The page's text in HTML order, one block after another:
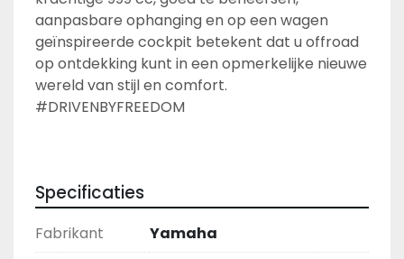
aanpasbare ophanging en op een wagen
geïnspireerde cockpit betekent dat u offroad
op ontdekking kunt in een opmerkelijke nieuwe
wereld van stijl en comfort.
#DRIVENBYFREEDOM
Specificaties
Fabrikant
Yamaha